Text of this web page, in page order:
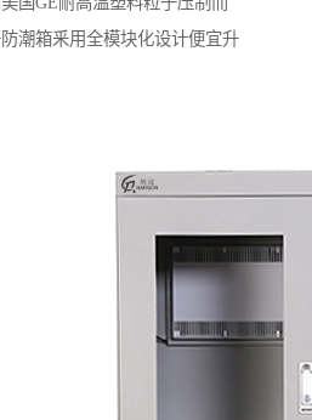
潮箱釆用全模块化设计便宜升